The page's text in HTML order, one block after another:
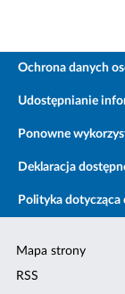
Ochrona danych
Udostępnianie
Ponowne
Deklaracja
Polityka
Mapa strony
RSS